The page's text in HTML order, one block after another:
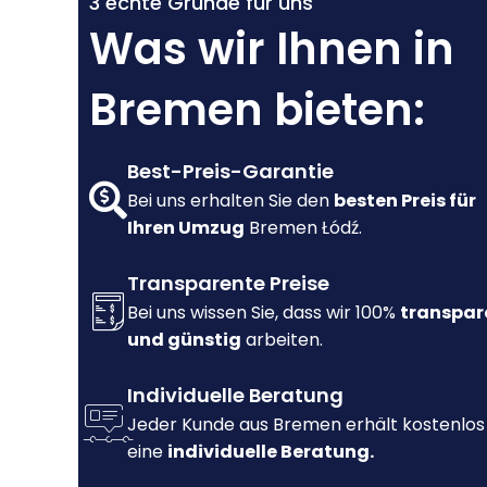
Was wir Ihnen in
Bremen bieten:
Best-Preis-Garantie
Bei uns erhalten Sie den besten Preis für
Ihren Umzug Bremen Łódź.
Transparente Preise
Bei uns wissen Sie, dass wir 100%
und günstig arbeiten.
Individuelle Beratung
Jeder Kunde aus Bremen erhält kostenlos
eine individuelle Beratung.